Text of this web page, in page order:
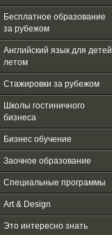
Бесплатное образование
за рубежом
Aнглийский язык для детей
летом
Стажировки за рубежом
Школы гостиничного
бизнеса
Бизнес обучение
Заочное образование
Специальные программы
Art & Design
Это интересно знать